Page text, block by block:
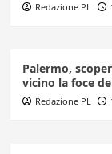
Redazione PL
Palermo,
vicino la foce
Redazione PL